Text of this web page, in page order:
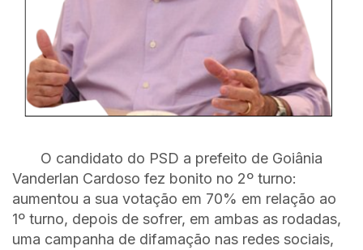
O candidato do PSD a prefeito de Goiânia
Vanderlan Cardoso fez bonito no 2º turno:
aumentou a sua votação em 70% em relação ao
1º turno, depois de sofrer, em ambas as rodadas,
uma campanha de difamação nas redes sociais,